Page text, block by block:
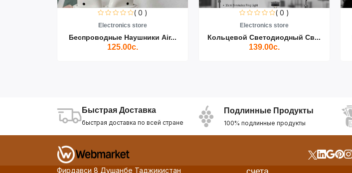
( 0 )
Electronics store
Беспроводные Наушники Air...
125.00с.
( 0 )
Electronics store
Кольцевой Светодиодный Св...
139.00с.
Быстрая Доставка
быстрая доставка по всей стране
Подлинные Продукты
100% подлинные продукты
Фирдавси 8 Душанбе Таджикистан